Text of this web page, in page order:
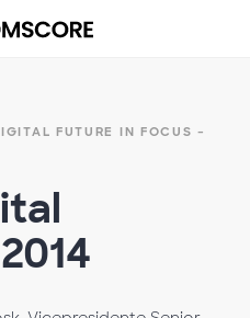
FUTURE IN FOCUS -